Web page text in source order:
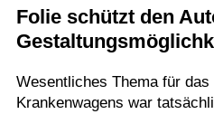
Folie schützt den
Wesentliches Thema für das
Krankenwagens war